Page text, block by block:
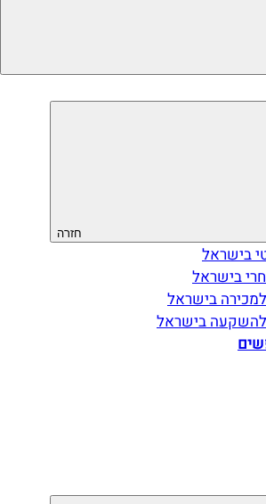
חזרה
בישראל
בישראל
בישראל
בישראל